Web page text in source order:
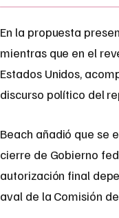
En la propuesta
mientras que en el
Estados Unidos,
discurso político del
Beach añadió que se
cierre de Gobierno
autorización final
aval de la Comisión